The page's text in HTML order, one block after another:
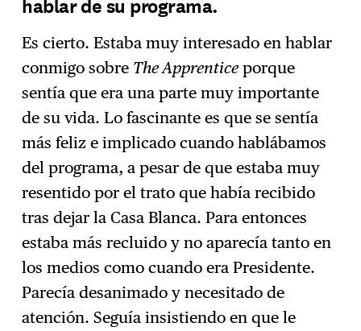
Es cierto. Estaba muy interesado en hablar
conmigo sobre The Apprenticeporque
sentía que era una parte muy importante
de su vida. Lo fascinante es que se sentía
más feliz e implicado cuando hablábamos
del programa, a pesar de que estaba muy
resentido por el trato que había recibido
tras dejar la Casa Blanca. Para entonces
estaba más recluido y no aparecía tanto en
los medios como cuando era Presidente.
Parecía desanimado y necesitado de
atención. Seguía insistiendo en que le